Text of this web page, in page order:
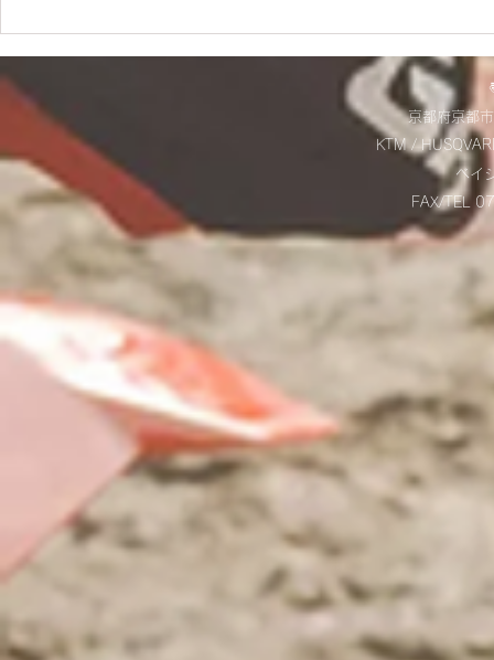
ES700ラリー仕様とES700の
違いをご紹介‼
＊明日から
＊
京都府京都
KTM /
ベイ
FAX/TEL